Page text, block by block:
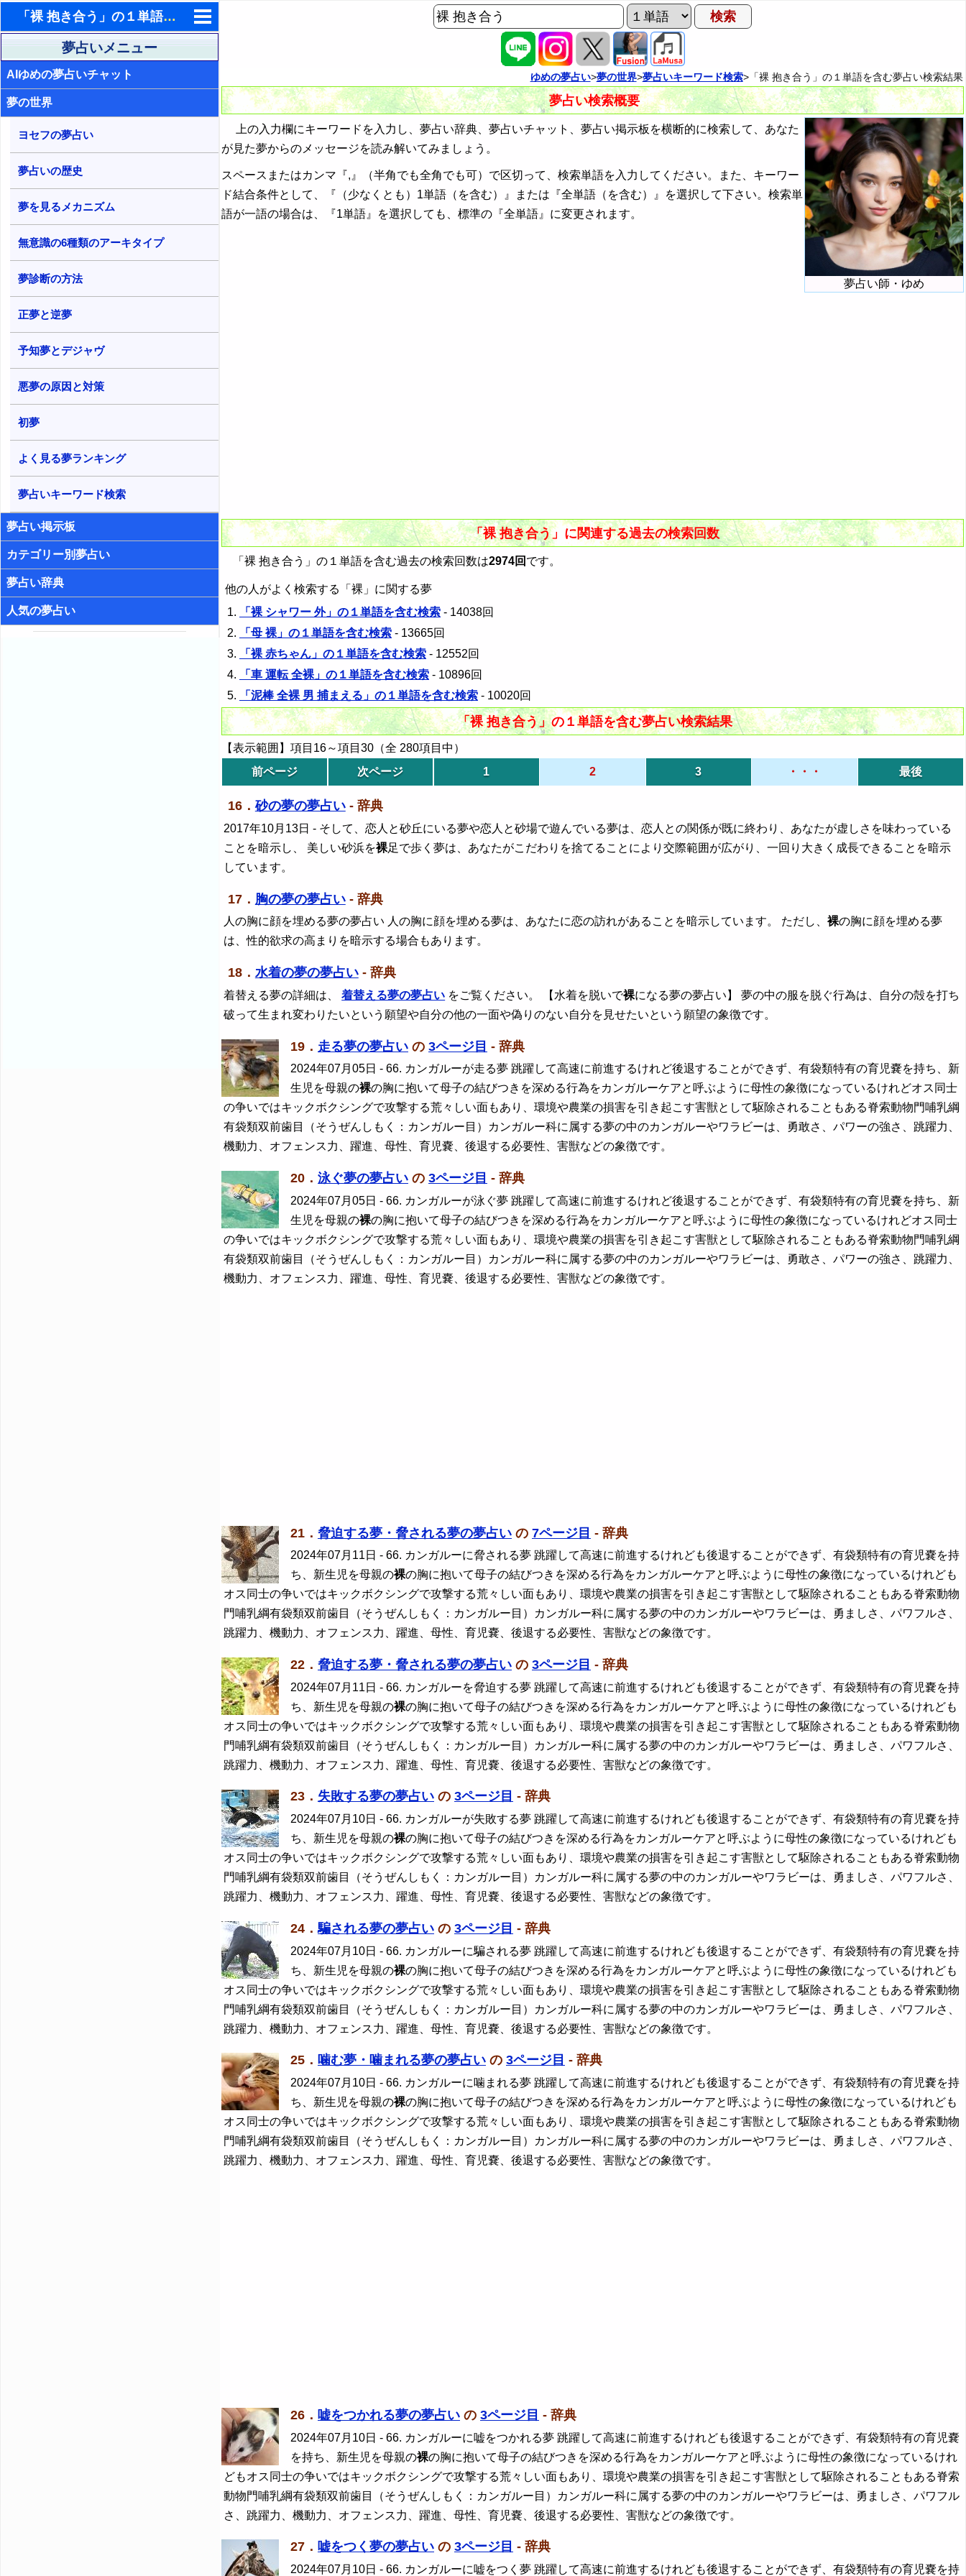
「裸 抱き合う」の１単語を含む夢占い検索結果
東洋・西洋占星術
ホラリー占星術
手相占いで未来診断
タロットカードで無料占い
命名の姓名判断
飛星派風水で住宅開運
男と女の心理学と心理テスト
夢占いメニュー
AIゆめの夢占いチャット
夢の世界
ヨセフの夢占い
夢占いの歴史
夢を見るメカニズム
無意識の6種類のアーキタイプ
夢診断の方法
正夢と逆夢
予知夢とデジャヴ
悪夢の原因と対策
初夢
よく見る夢ランキング
夢占いキーワード検索
夢占い掲示板
カテゴリー別夢占い
夢占い辞典
人気の夢占い
ゆめの夢占い>夢の世界>夢占いキーワード検索>「裸 抱き合う」の１単語を含む夢占い検索結果
夢占い検索概要
夢占い師・ゆめ
上の入力欄にキーワードを入力し、夢占い辞典、夢占いチャット、夢占い掲示板を横断的に検索して、あなた
が見た夢からのメッセージを読み解いてみましょう。
スペースまたはカンマ『,』（半角でも全角でも可）で区切って、検索単語を入力してください。また、キーワー
ド結合条件として、『（少なくとも）1単語（を含む）』または『全単語（を含む）』を選択して下さい。検索単
語が一語の場合は、『1単語』を選択しても、標準の『全単語』に変更されます。
「裸 抱き合う」に関連する過去の検索回数
「裸 抱き合う」の１単語を含む過去の検索回数は2974回 です。
他の人がよく検索する「裸」に関する夢
「裸 シャワー 外」の１単語を含む検索 - 14038回
「母 裸」の１単語を含む検索 - 13665回
「裸 赤ちゃん」の１単語を含む検索 - 12552回
「車 運転 全裸」の１単語を含む検索 - 10896回
「泥棒 全裸 男 捕まえる」の１単語を含む検索 - 10020回
「裸 抱き合う」の１単語を含む夢占い検索結果
【表示範囲】項目16～項目30（全 280項目中）
前ページ
次ページ 1 2 3 ・・・ 最後
16．砂の夢の夢占い- 辞典
2017年10月13日 - そして、恋人と砂丘にいる夢や恋人と砂場で遊んでいる夢は、恋人との関係が既に終わり、あなたが虚しさを味わっている
ことを暗示し、 美しい砂浜を裸足で歩く夢は、あなたがこだわりを捨てることにより交際範囲が広がり、一回り大きく成長できることを暗示
しています。
17． 胸の夢の夢占い- 辞典
人の胸に顔を埋める夢の夢占い 人の胸に顔を埋める夢は、あなたに恋の訪れがあることを暗示しています。 ただし、裸の胸に顔を埋める夢
は、性的欲求の高まりを暗示する場合もあります。
18． 水着の夢の夢占い- 辞典
着替える夢の詳細は、着替える夢の夢占い をご覧ください。 【水着を脱いで裸になる夢の夢占い】 夢の中の服を脱ぐ行為は、自分の殻を打ち
破って生まれ変わりたいという願望や自分の他の一面や偽りのない自分を見せたいという願望の象徴です。
19． 走る夢の夢占い の 3ページ目 - 辞典
2024年07月05日 - 66. カンガルーが走る夢 跳躍して高速に前進するけれど後退することができず、有袋類特有の育児嚢を持ち、新
生児を母親の裸の胸に抱いて母子の結びつきを深める行為をカンガルーケアと呼ぶように母性の象徴になっているけれどオス同士
の争いではキックボクシングで攻撃する荒々しい面もあり、環境や農業の損害を引き起こす害獣として駆除されることもある脊索動物門哺乳綱
有袋類双前歯目（そうぜんしもく：カンガルー目）カンガルー科に属する夢の中のカンガルーやワラビーは、勇敢さ、パワーの強さ、跳躍力、
機動力、オフェンス力、躍進、母性、育児嚢、後退する必要性、害獣などの象徴です。
20． 泳ぐ夢の夢占い の 3ページ目 - 辞典
2024年07月05日 - 66. カンガルーが泳ぐ夢 跳躍して高速に前進するけれど後退することができず、有袋類特有の育児嚢を持ち、新
生児を母親の裸の胸に抱いて母子の結びつきを深める行為をカンガルーケアと呼ぶように母性の象徴になっているけれどオス同士
の争いではキックボクシングで攻撃する荒々しい面もあり、環境や農業の損害を引き起こす害獣として駆除されることもある脊索動物門哺乳綱
有袋類双前歯目（そうぜんしもく：カンガルー目）カンガルー科に属する夢の中のカンガルーやワラビーは、勇敢さ、パワーの強さ、跳躍力、
機動力、オフェンス力、躍進、母性、育児嚢、後退する必要性、害獣などの象徴です。
21． 脅迫する夢・脅される夢の夢占い の 7ページ目 - 辞典
2024年07月11日 - 66. カンガルーに脅される夢 跳躍して高速に前進するけれども後退することができず、有袋類特有の育児嚢を持
ち、新生児を母親の裸の胸に抱いて母子の結びつきを深める行為をカンガルーケアと呼ぶように母性の象徴になっているけれども
オス同士の争いではキックボクシングで攻撃する荒々しい面もあり、環境や農業の損害を引き起こす害獣として駆除されることもある脊索動物
門哺乳綱有袋類双前歯目（そうぜんしもく：カンガルー目）カンガルー科に属する夢の中のカンガルーやワラビーは、勇ましさ、パワフルさ、
跳躍力、機動力、オフェンス力、躍進、母性、育児嚢、後退する必要性、害獣などの象徴です。
22． 脅迫する夢・脅される夢の夢占い の 3ページ目 - 辞典
2024年07月11日 - 66. カンガルーを脅迫する夢 跳躍して高速に前進するけれども後退することができず、有袋類特有の育児嚢を持
ち、新生児を母親の裸の胸に抱いて母子の結びつきを深める行為をカンガルーケアと呼ぶように母性の象徴になっているけれども
オス同士の争いではキックボクシングで攻撃する荒々しい面もあり、環境や農業の損害を引き起こす害獣として駆除されることもある脊索動物
門哺乳綱有袋類双前歯目（そうぜんしもく：カンガルー目）カンガルー科に属する夢の中のカンガルーやワラビーは、勇ましさ、パワフルさ、
跳躍力、機動力、オフェンス力、躍進、母性、育児嚢、後退する必要性、害獣などの象徴です。
23． 失敗する夢の夢占い の 3ページ目 - 辞典
2024年07月10日 - 66. カンガルーが失敗する夢 跳躍して高速に前進するけれども後退することができず、有袋類特有の育児嚢を持
ち、新生児を母親の裸の胸に抱いて母子の結びつきを深める行為をカンガルーケアと呼ぶように母性の象徴になっているけれども
オス同士の争いではキックボクシングで攻撃する荒々しい面もあり、環境や農業の損害を引き起こす害獣として駆除されることもある脊索動物
門哺乳綱有袋類双前歯目（そうぜんしもく：カンガルー目）カンガルー科に属する夢の中のカンガルーやワラビーは、勇ましさ、パワフルさ、
跳躍力、機動力、オフェンス力、躍進、母性、育児嚢、後退する必要性、害獣などの象徴です。
24．騙される夢の夢占い の 3ページ目 - 辞典
2024年07月10日 - 66. カンガルーに騙される夢 跳躍して高速に前進するけれども後退することができず、有袋類特有の育児嚢を持
ち、新生児を母親の裸の胸に抱いて母子の結びつきを深める行為をカンガルーケアと呼ぶように母性の象徴になっているけれども
オス同士の争いではキックボクシングで攻撃する荒々しい面もあり、環境や農業の損害を引き起こす害獣として駆除されることもある脊索動物
門哺乳綱有袋類双前歯目（そうぜんしもく：カンガルー目）カンガルー科に属する夢の中のカンガルーやワラビーは、勇ましさ、パワフルさ、
跳躍力、機動力、オフェンス力、躍進、母性、育児嚢、後退する必要性、害獣などの象徴です。
25． 噛む夢・噛まれる夢の夢占い の 3ページ目 - 辞典
2024年07月10日 - 66. カンガルーに噛まれる夢 跳躍して高速に前進するけれども後退することができず、有袋類特有の育児嚢を持
ち、新生児を母親の裸の胸に抱いて母子の結びつきを深める行為をカンガルーケアと呼ぶように母性の象徴になっているけれども
オス同士の争いではキックボクシングで攻撃する荒々しい面もあり、環境や農業の損害を引き起こす害獣として駆除されることもある脊索動物
門哺乳綱有袋類双前歯目（そうぜんしもく：カンガルー目）カンガルー科に属する夢の中のカンガルーやワラビーは、勇ましさ、パワフルさ、
跳躍力、機動力、オフェンス力、躍進、母性、育児嚢、後退する必要性、害獣などの象徴です。
26． 嘘をつかれる夢の夢占い の 3ページ目 - 辞典
2024年07月10日 - 66. カンガルーに嘘をつかれる夢 跳躍して高速に前進するけれども後退することができず、有袋類特有の育児嚢
を持ち、新生児を母親の裸の胸に抱いて母子の結びつきを深める行為をカンガルーケアと呼ぶように母性の象徴になっているけれ
どもオス同士の争いではキックボクシングで攻撃する荒々しい面もあり、環境や農業の損害を引き起こす害獣として駆除されることもある脊索
動物門哺乳綱有袋類双前歯目（そうぜんしもく：カンガルー目）カンガルー科に属する夢の中のカンガルーやワラビーは、勇ましさ、パワフル
さ、跳躍力、機動力、オフェンス力、躍進、母性、育児嚢、後退する必要性、害獣などの象徴です。
27． 嘘をつく夢の夢占い の 3ページ目 - 辞典
2024年07月10日 - 66. カンガルーに嘘をつく夢 跳躍して高速に前進するけれども後退することができず、有袋類特有の育児嚢を持